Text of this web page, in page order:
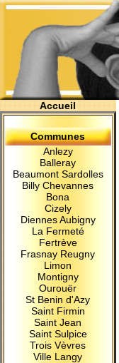
Accueil
Communes
Anlezy
Balleray
Beaumont Sardolles
Billy Chevannes
Bona
Cizely
Diennes Aubigny
La Fermeté
Fertrève
Frasnay Reugny
Limon
Montigny
Ourouër
St Benin d'Azy
Saint Firmin
Saint Jean
Saint Sulpice
Trois Vèvres
Ville Langy